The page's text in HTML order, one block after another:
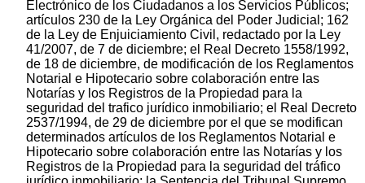
Electrónico de los Ciudadanos a los Servicios Públicos;
artículos 230 de la Ley Orgánica del Poder Judicial; 162
de la Ley de Enjuiciamiento Civil, redactado por la Ley
41/2007, de 7 de diciembre; el Real Decreto 1558/1992,
de 18 de diciembre, de modificación de los Reglamentos
Notarial e Hipotecario sobre colaboración entre las
Notarías y los Registros de la Propiedad para la
seguridad del trafico jurídico inmobiliario; el Real Decreto
2537/1994, de 29 de diciembre por el que se modifican
determinados artículos de los Reglamentos Notarial e
Hipotecario sobre colaboración entre las Notarías y los
Registros de la Propiedad para la seguridad del tráfico